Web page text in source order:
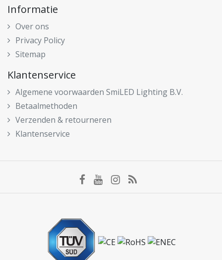
Informatie
Over ons
Privacy Policy
Sitemap
Klantenservice
Algemene voorwaarden SmiLED Lighting B.V.
Betaalmethoden
Verzenden & retourneren
Klantenservice